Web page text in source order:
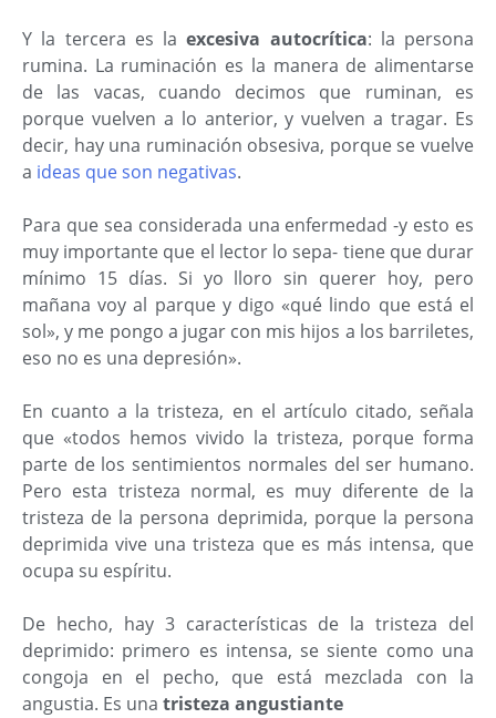
Y la tercera es la excesiva autocrítica: la persona
rumina. La ruminación es la manera de alimentarse
de las vacas, cuando decimos que ruminan, es
porque vuelven a lo anterior, y vuelven a tragar. Es
decir, hay una ruminación obsesiva, porque se vuelve
a ideas que son negativas.
Para que sea considerada una enfermedad -y esto es
muy importante que el lector lo sepa- tiene que durar
mínimo 15 días. Si yo lloro sin querer hoy, pero
mañana voy al parque y digo «qué lindo que está el
sol», y me pongo a jugar con mis hijos a los barriletes,
eso no es una depresión».
En cuanto a la tristeza, en el artículo citado, señala
que «todos hemos vivido la tristeza, porque forma
parte de los sentimientos normales del ser humano.
Pero esta tristeza normal, es muy diferente de la
tristeza de la persona deprimida, porque la persona
deprimida vive una tristeza que es más intensa, que
ocupa su espíritu.
De hecho, hay 3 características de la tristeza del
deprimido: primero es intensa, se siente como una
congoja en el pecho, que está mezclada con la
angustia. Es una tristeza angustiante